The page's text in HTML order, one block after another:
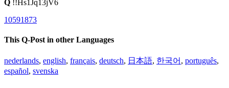
Q !!Hs1Jq13jV6
10591873
This Q-Post in other Languages
nederlands, english, français, deutsch, 日本語, 한국어 , português,
español, svenska